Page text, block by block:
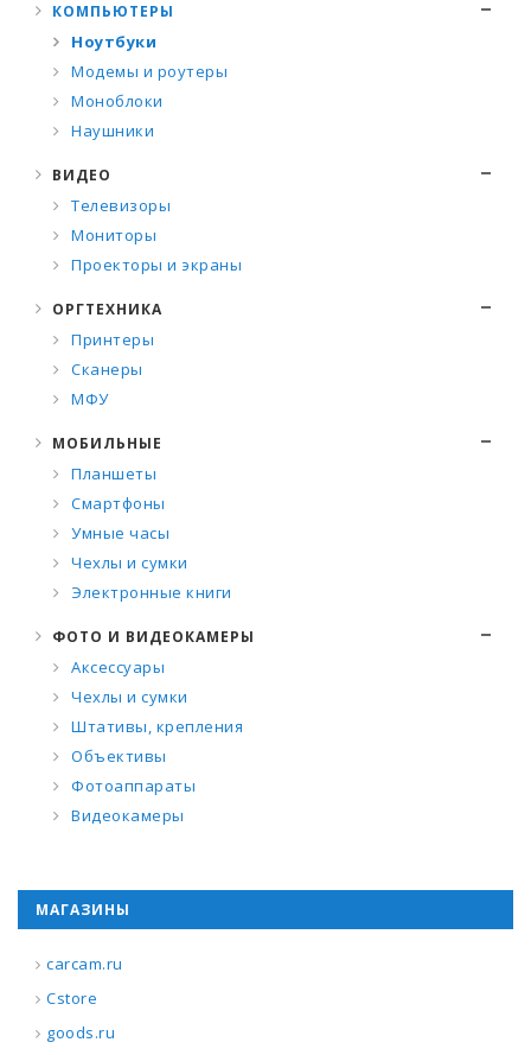
КОМПЬЮТЕРЫ
Ноутбуки
Модемы и роутеры
Моноблоки
Наушники
ВИДЕО
Телевизоры
Мониторы
Проекторы и экраны
ОРГТЕХНИКА
Принтеры
Сканеры
МФУ
МОБИЛЬНЫЕ
Планшеты
Смартфоны
Умные часы
Чехлы и сумки
Электронные книги
ФОТО И ВИДЕОКАМЕРЫ
Аксессуары
Чехлы и сумки
Штативы, крепления
Объективы
Фотоаппараты
Видеокамеры
МАГАЗИНЫ
carcam.ru
Cstore
goods.ru